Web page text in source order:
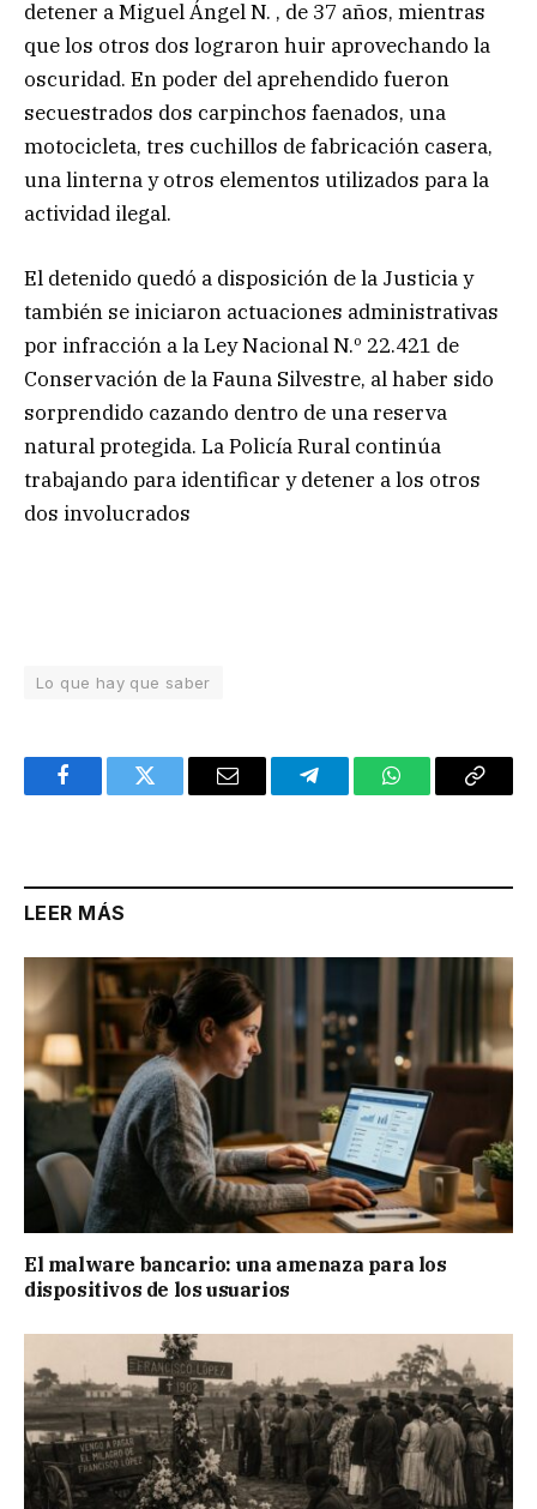
detener a Miguel Ángel N. , de 37 años, mientras
que los otros dos lograron huir aprovechando la
oscuridad. En poder del aprehendido fueron
secuestrados dos carpinchos faenados, una
motocicleta, tres cuchillos de fabricación casera,
una linterna y otros elementos utilizados para la
actividad ilegal.
El detenido quedó a disposición de la Justicia y
también se iniciaron actuaciones administrativas
por infracción a la Ley Nacional N.º 22.421 de
Conservación de la Fauna Silvestre, al haber sido
sorprendido cazando dentro de una reserva
natural protegida. La Policía Rural continúa
trabajando para identificar y detener a los otros
dos involucrados
Lo que hay que saber
FacebookTwitter Email TelegramWhatsAppCopy
LEER MÁS
El malware bancario: una amenaza para los
dispositivos de los usuarios